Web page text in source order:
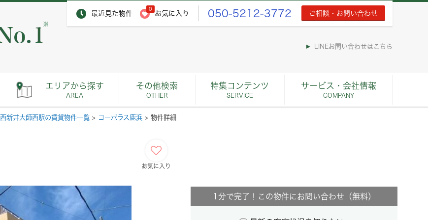
最近見た物件
0
お気に入り 050-5212-3772 ご相談・お問い合わせ
※
LINEお問い合わせはこちら
エリアから探す
AREA
その他検索
OTHER
特集コンテンツ
SERVICE
サービス・会社情報
COMPANY
西新井大師西駅の賃貸物件一覧 > コーポラス鹿浜 > 物件詳細
お気に入り
1分で完了！この物件にお問い合わせ（無料）